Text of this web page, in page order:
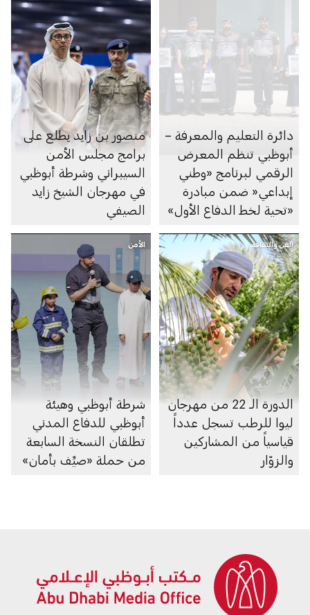
دائرة التعليم والمعرفة –
أبوظبي تنظم المعرض
الرقمي لبرنامج «وطني
إبداعي« ضمن مبادرة
«تحية لخط الدفاع الأول»
منصور بن زايد يطلع على
برامج مجلس الأمن
السيبراني وشرطة أبوظبي
في مهرجان الشيخ زايد
الصيفي
الفن والثقافة
الدورة الـ 22 من مهرجان
ليوا للرطب تسجل عدداً
قياسياً من المشاركين
والزوّار
الأمن
شرطة أبوظبي وهيئة
أبوظبي للدفاع المدني
تطلقان النسخة السابعة
من حملة «صيِّف بأمان»